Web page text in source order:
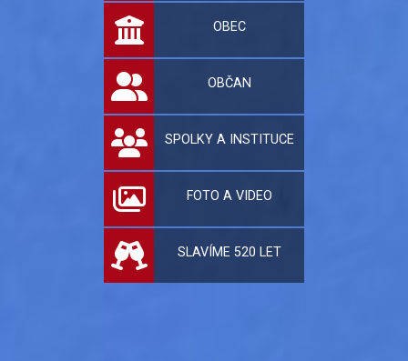
OBEC
OBČAN
SPOLKY A INSTITUCE
FOTO A VIDEO
SLAVÍME 520 LET